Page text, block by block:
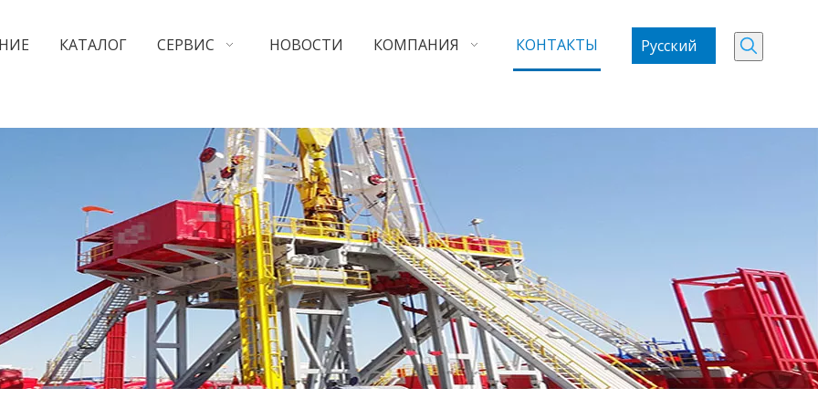
КАТАЛОГ СЕРВИС НОВОСТИ КОМПАНИЯ КОНТАКТЫ Pусский